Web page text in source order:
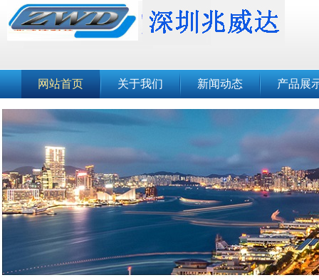
网站首页 关于我们 新闻动态 产品展